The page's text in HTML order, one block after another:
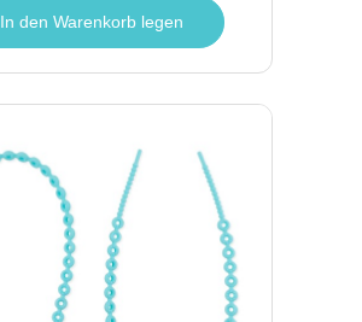
In den Warenkorb legen